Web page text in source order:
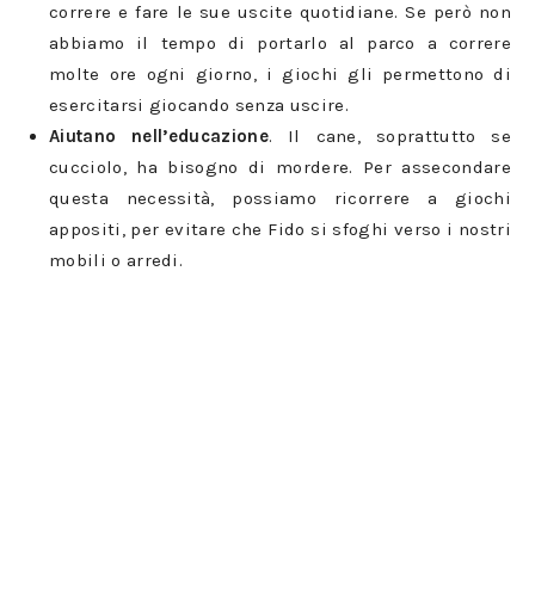
correre e fare le sue uscite quotidiane. Se però non
abbiamo il tempo di portarlo al parco a correre
molte ore ogni giorno, i giochi gli permettono di
esercitarsi giocando senza uscire.
Aiutano nell’educazione. Il cane, soprattutto se
cucciolo, ha bisogno di mordere. Per assecondare
questa necessità, possiamo ricorrere a giochi
appositi, per evitare che Fido si sfoghi verso i nostri
mobili o arredi.